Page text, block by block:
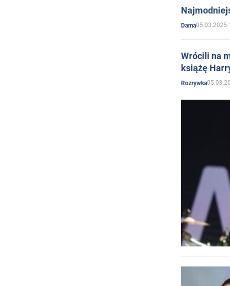
Dama05.03.2025
Wrócili na
książę
Rozrywka